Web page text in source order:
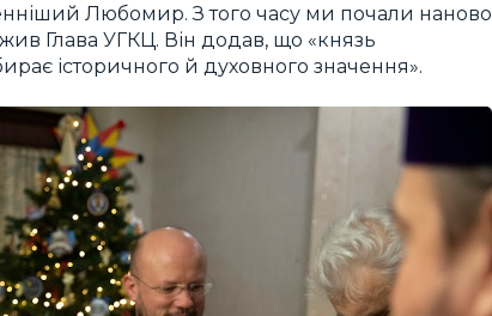
Любомир. З того часу ми почали наново
Глава УГКЦ. Він додав, що «князь
історичного й духовного значення».